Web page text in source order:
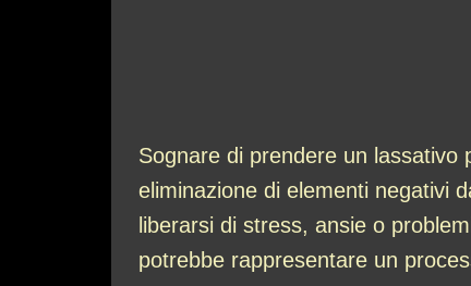
Sognare di prendere un lassativo
eliminazione di elementi negativi
liberarsi di stress, ansie o
potrebbe rappresentare un